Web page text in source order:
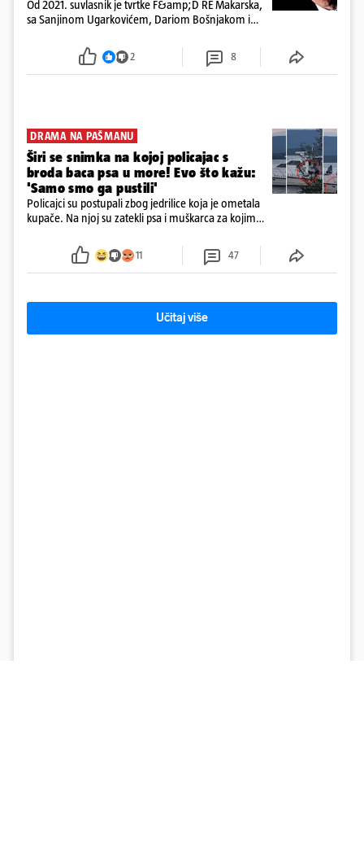
Od 2021. suvlasnik je tvrtke F&amp;D RE Makarska,
sa Sanjinom Ugarkovićem, Dariom Bošnjakom i
poslovanje nekretninama, a od osnutka nema
2 8
DRAMA NA PAŠMANU
Širi se snimka na kojoj policajac s
broda baca psa u more! Evo što kažu:
'Samo smo ga pustili'
Policajci su postupali zbog jedrilice koja je ometala
kupače. Na njoj su zatekli psa i muškarca za kojim
ga uhitili, a psa je preuzeo komunalni redar
11 47
Učitaj više